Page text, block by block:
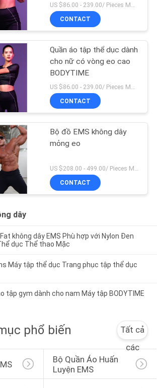
CONTACT
Quần áo tập thể dục dành
cho nữ có vòng eo cao
BODYTIME
CONTACT
Bộ đồ EMS không dây
mỏng eo
US $208.00 - 499.00/ Pieces MOQ:1 miếng
CONTACT
dây
không dây EMS Phù hợp với Nylon Đen
dục Thể thao Mặc
Máy tập thể dục Trang phục tập thể dục
tập gym dành cho nam Máy tập BODYTIME
phổ biến
Tất cả
các
Bộ Quần Áo Huấn
Luyện EMS